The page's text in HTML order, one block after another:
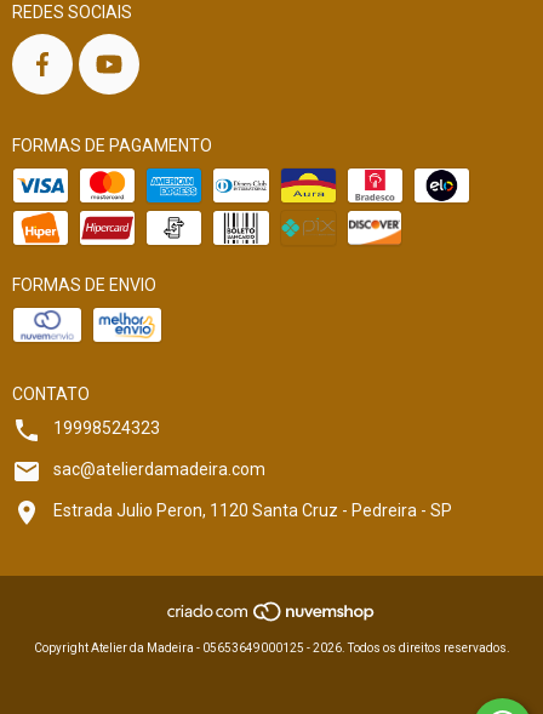
REDES SOCIAIS
FORMAS DE PAGAMENTO
FORMAS DE ENVIO
CONTATO
19998524323
sac@atelierdamadeira.com
Estrada Julio Peron, 1120 Santa Cruz - Pedreira - SP
Copyright Atelier da Madeira - 05653649000125 - 2026. Todos os direitos reservados.